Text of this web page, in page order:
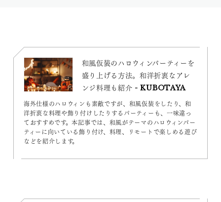
和風仮装のハロウィンパーティーを
盛り上げる方法。和洋折衷なアレ
ンジ料理も紹介 - KUBOTAYA
海外仕様のハロウィンも素敵ですが、和風仮装をしたり、和
洋折衷な料理や飾り付けしたりするパーティーも、一味違っ
ておすすめです。本記事では、和風がテーマのハロウィンパー
ティーに向いている飾り付け、料理、リモートで楽しめる遊び
などを紹介します。